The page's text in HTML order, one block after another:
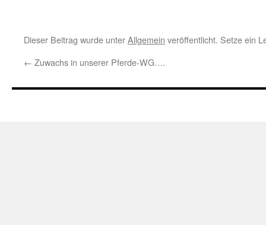
Dieser Beitrag wurde unterAllgemein veröffentlicht. Setze ein
← Zuwachs in unserer Pferde-WG….